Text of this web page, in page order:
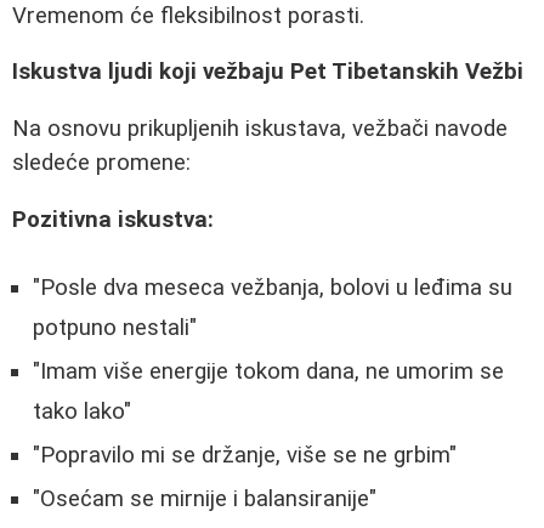
Vremenom će fleksibilnost porasti.
Iskustva ljudi koji vežbaju Pet Tibetanskih Vežbi
Na osnovu prikupljenih iskustava, vežbači navode
sledeće promene:
Pozitivna iskustva:
"Posle dva meseca vežbanja, bolovi u leđima su
potpuno nestali"
"Imam više energije tokom dana, ne umorim se
tako lako"
"Popravilo mi se držanje, više se ne grbim"
"Osećam se mirnije i balansiranije"